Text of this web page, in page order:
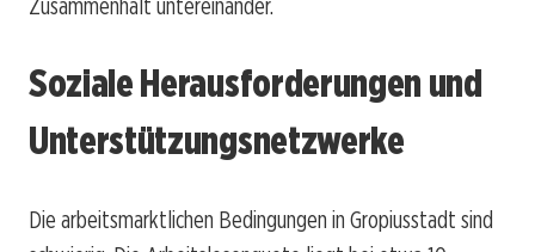
Soziale Herausforderungen und
Unterstützungsnetzwerke
Die arbeitsmarktlichen Bedingungen in Gropiusstadt sind